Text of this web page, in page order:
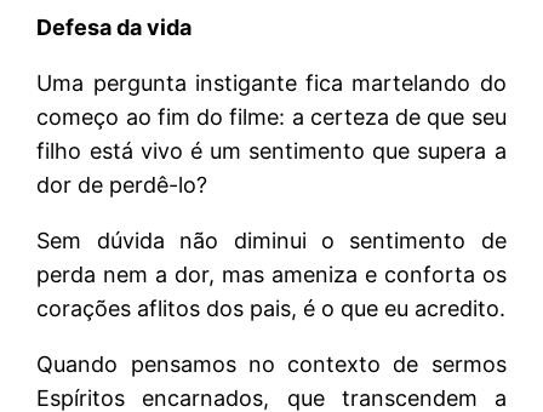
Defesa da vida
Uma pergunta instigante fica martelando do
começo ao fim do filme: a certeza de que seu
filho está vivo é um sentimento que supera a
dor de perdê-lo?
Sem dúvida não diminui o sentimento de
perda nem a dor, mas ameniza e conforta os
corações aflitos dos pais, é o que eu acredito.
Quando pensamos no contexto de sermos
Espíritos encarnados, que transcendem a